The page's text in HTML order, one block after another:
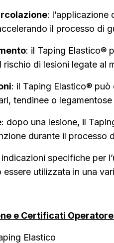
:
il processo di
: il Taping Elastico®
rischio di lesioni legate al
: il Taping Elastico®
tendinee o
: dopo una lesione, il
durante il processo
specifiche per
essere utilizzata in una
e Certificati